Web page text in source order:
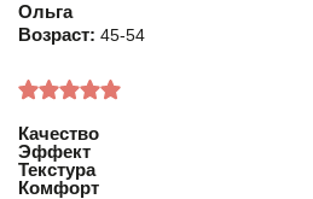
Ольга
Возраст: 45-54
Качество
Эффект
Текстура
Комфорт